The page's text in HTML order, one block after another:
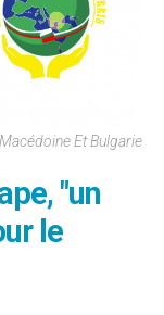
Et Bulgarie
"un
le